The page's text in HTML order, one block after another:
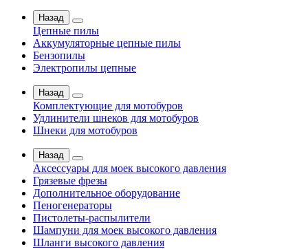
Назад
Цепные пилы
Аккумуляторные цепные пилы
Бензопилы
Электропилы цепные
Назад
Комплектующие для мотобуров
Удлинители шнеков для мотобуров
Шнеки для мотобуров
Назад
Аксессуары для моек высокого давления
Грязевые фрезы
Дополнительное оборудование
Пеногенераторы
Пистолеты-распылители
Шампуни для моек высокого давления
Шланги высокого давления